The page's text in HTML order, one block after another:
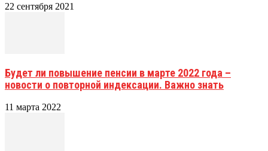
22 сентября 2021
Будет ли повышение пенсии в марте 2022 года –
новости о повторной индексации. Важно знать
11 марта 2022